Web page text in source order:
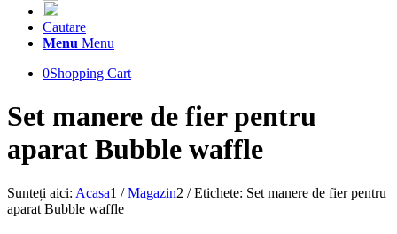
Cautare
Menu Menu
0Shopping Cart
Set manere de fier pentru
aparat Bubble waffle
Sunteți aici: Acasa1 / Magazin2 / Etichete: Set manere de fier pentru
aparat Bubble waffle